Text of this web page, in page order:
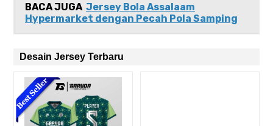
BACA JUGA Jersey Bola Assalaam
Hypermarket dengan Pecah Pola Samping
Desain Jersey Terbaru